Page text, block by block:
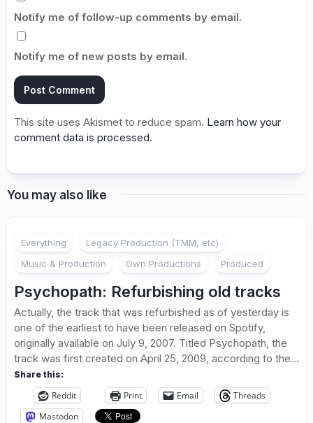
Notify me of follow-up comments by email.
Notify me of new posts by email.
This site uses Akismet to reduce spam. Learn how your
comment data is processed.
You may also like
Everything
Legacy Production (TMM, etc)
Music & Production
Own Productions Produced
Psychopath: Refurbishing old tracks
Actually, the track that was refurbished as of yesterday is
one of the earliest to have been released on Spotify,
originally available on July 9, 2007. Titled Psychopath, the
track was first created on April 25, 2009, according to the...
Share this:
Reddit Print Email
Threads
Mastodon